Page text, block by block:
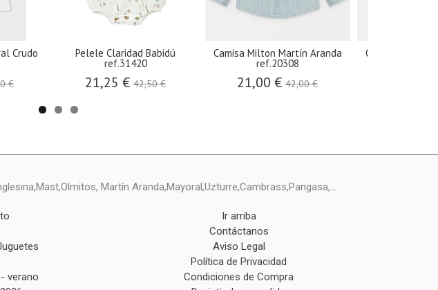
Crudo
€
Pelele Claridad Babidú
ref.31420
21,25 €42,50 €
Camisa Milton Martín Aranda
ref.20308
21,00 €42,00 €
Camisa
Martín Aranda,Mayoral,Uzturre,Cambrass,Pangasa,...
verano
Ir arriba
Contáctanos
Aviso Legal
Política de Privacidad
Condiciones de Compra